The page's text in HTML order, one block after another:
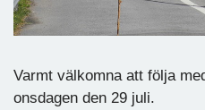
Varmt välkomna att följa
onsdagen den 29 juli.